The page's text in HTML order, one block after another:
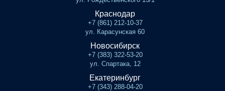
Краснодар
+7 (861) 212-10-37
ул. Карасунская 60
Новосибирск
+7 (383) 322-53-20
ул. Спартака, 12
Екатеринбург
+7 (343) 288-04-20